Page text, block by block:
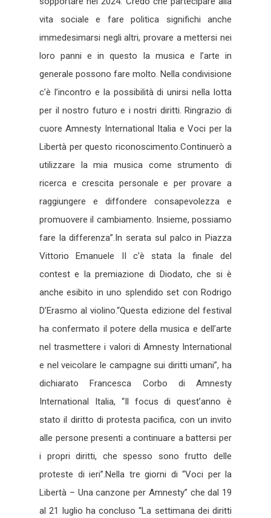
vita sociale e fare politica significhi anche
immedesimarsi negli altri, provare a mettersi nei
loro panni e in questo la musica e l’arte in
generale possono fare molto. Nella condivisione
c’è l’incontro e la possibilità di unirsi nella lotta
per il nostro futuro e i nostri diritti. Ringrazio di
cuore Amnesty International Italia e Voci per la
Libertà per questo riconoscimento.Continuerò a
utilizzare la mia musica come strumento di
ricerca e crescita personale e per provare a
raggiungere e diffondere consapevolezza e
promuovere il cambiamento. Insieme, possiamo
fare la differenza”.In serata sul palco in Piazza
Vittorio Emanuele II c’è stata la finale del
contest e la premiazione di Diodato, che si è
anche esibito in uno splendido set con Rodrigo
D’Erasmo al violino.“Questa edizione del festival
ha confermato il potere della musica e dell’arte
nel trasmettere i valori di Amnesty International
e nel veicolare le campagne sui diritti umani”, ha
dichiarato Francesca Corbo di Amnesty
International Italia, “Il focus di quest’anno è
stato il diritto di protesta pacifica, con un invito
alle persone presenti a continuare a battersi per
i propri diritti, che spesso sono frutto delle
proteste di ieri”.Nella tre giorni di “Voci per la
Libertà – Una canzone per Amnesty” che dal 19
al 21 luglio ha concluso “La settimana dei diritti